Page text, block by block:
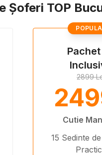
Șoferi TOP
2899
Cutie
15 Sedinte